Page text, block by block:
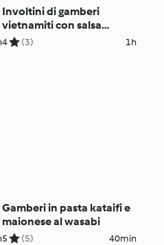
Involtini di gamberi
vietnamiti con salsa
agrodolce
4 (3) 1h
Gamberi in pasta kataifi e
maionese al wasabi
5 (5) 40min